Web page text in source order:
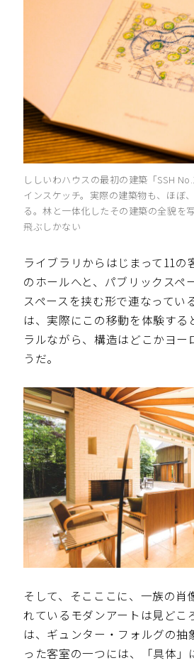
ししいわハウスの最初の建築「SSH
インスケッチ。実際の建築物も、ほぼ
る。林と一体化したその建築の全貌を
飛ぶしかない
ライブラリからはじまって11の
のホールへと、パブリックスペ
スペースを挟む形で連なってい
は、実際にこの移動を体験する
ラルながら、構造はどこかヨー
うだ。
そして、そこここに、一族の肖
れているモダンアートは見どこ
は、ギュンター・フォルグの抽
った客室の一つには、「具体」